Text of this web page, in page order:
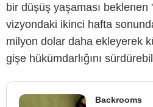
bir düşüş yaşaması beklenen
vizyondaki ikinci hafta
milyon dolar daha ekleyerek
gişe hükümdarlığını
Backrooms